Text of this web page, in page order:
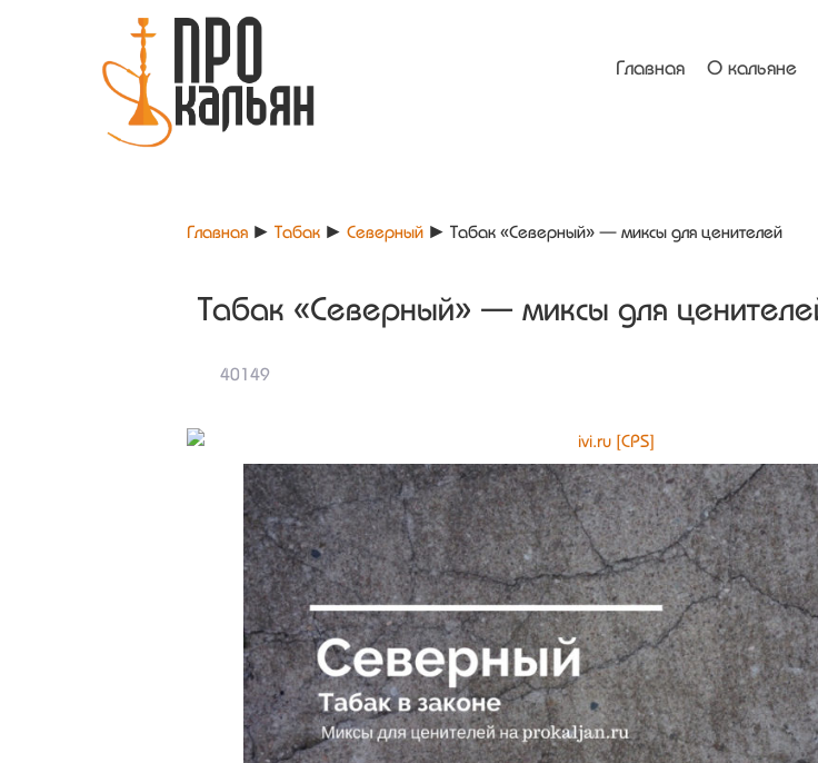
Menu
Skip to content
Главная О кальяне
Главная ► Табак ► Северный ► Табак «Северный» — миксы для ценителей
Табак «Северный» — миксы для
40149